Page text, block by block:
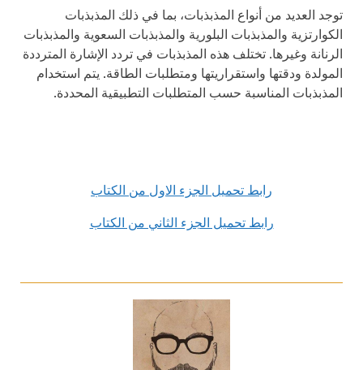
توجد العديد من أنواع المذبذبات، بما في ذلك المذبذبات
الكوارتزية والمذبذبات البلورية والمذبذبات السعوية والمذبذبات
الرنانة وغيرها. تختلف هذه المذبذبات في تردد الإشارة المترددة
المولدة ودقتها واستقراريتها ومتطلبات الطاقة. يتم استخدام
المذبذبات المناسبة حسب المتطلبات التطبيقية المحددة.
رابط تحميل الجزء الاول من الكتاب
رابط تحميل الجزء الثاني من الكتاب